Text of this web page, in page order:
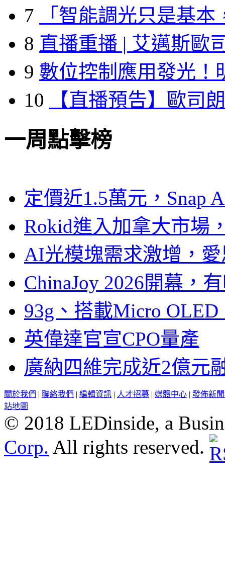
7
「智能調光只是基本
8 直播重播 | 艾邁斯歐
9 數位控制應用發光！
10
【直播預告】歐司
一周點擊榜
定價近1.5萬元，Snap
Rokid進入加拿大市場
AI光模塊需求激增，
ChinaJoy 2026開幕，
93g、搭載Micro
英偉達官宣CPO量產
廣納四維完成近2億元
關於我們 | 聯絡我們 | 編輯資訊 | 人才招募 | 媒體中心 | 發佈新
站地圖
© 2018 LEDinside, a
Corp. All rights reserved.